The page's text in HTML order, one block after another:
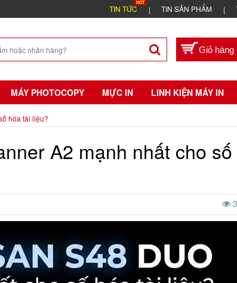
TIN TỨC TIN SẢN PHẨM
MÁY PHOTOCOPY MỰC IN LINH KIỆN MÁY IN
hóa tài liệu?
A2 mạnh nhất cho số